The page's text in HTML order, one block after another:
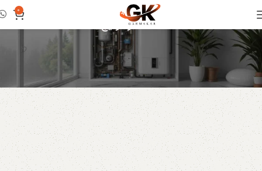
0 دسته: فلوسوئیچ
خانه فلوسوئیچ